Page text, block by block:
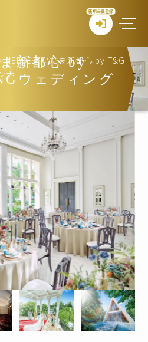
新規会員登録
新都心 by
ウェディング
NEEDSさいたま新都心 by T&G
ナー